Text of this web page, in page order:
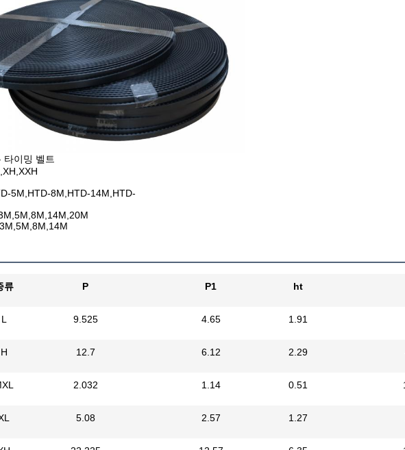
타이밍 벨트
5M,HTD-8M,HTD-14M,HTD-
류 P P1 ht
L 9.525 4.65 1.91
H 12.7 6.12 2.29
2.032 1.14 0.51
5.08 2.57 1.27